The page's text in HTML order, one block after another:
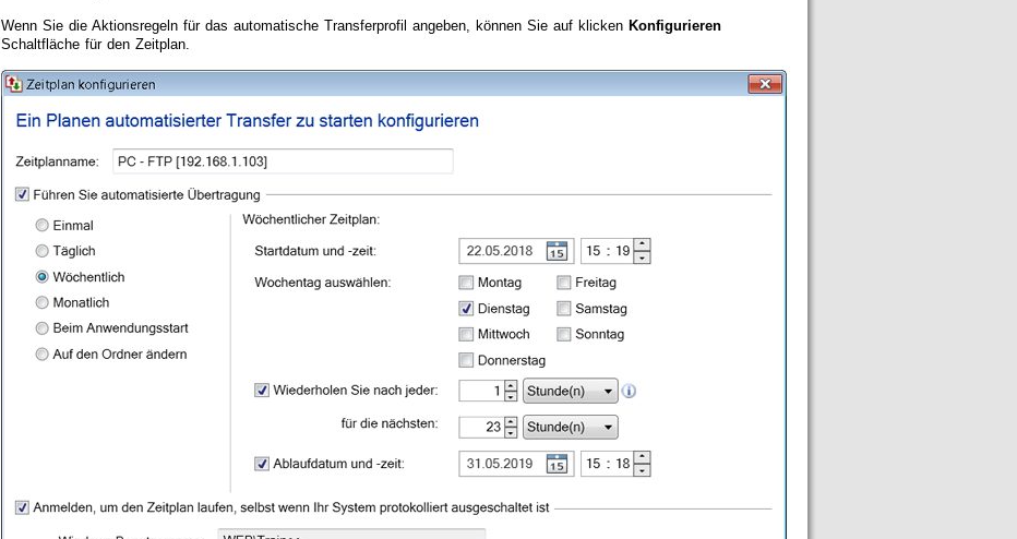
Wenn Sie die Aktionsregeln für das automatische Transferprofil angeben, können Sie auf klicken Konfigurieren
Schaltfläche für den Zeitplan.